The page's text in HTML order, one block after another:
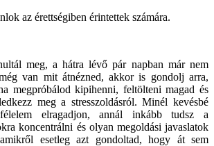
az érettségiben érintettek számára.
meg, a hátra lévő pár napban már nem
van mit átnézned, akkor is gondolj arra,
megpróbálod kipihenni, feltölteni magad és
meg a stresszoldásról. Minél kevésbé
elragadjon, annál inkább tudsz a
koncentrálni és olyan megoldási javaslatok
esetleg azt gondoltad, hogy át sem